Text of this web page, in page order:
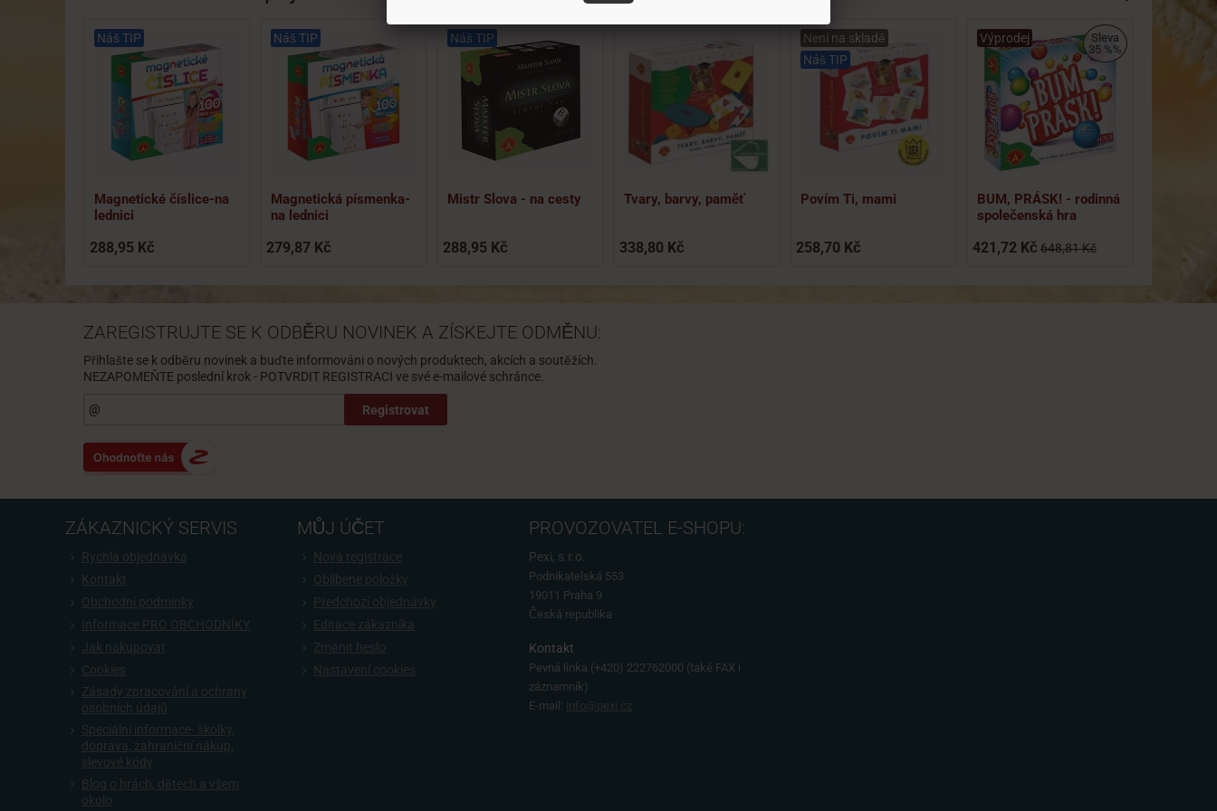
Náš TIP
Magnetické číslice-na
lednici
288,95 Kč
Náš TIP
Magnetická písmenka-
na lednici
279,87 Kč
Náš TIP
Mistr Slova - na cesty
288,95 Kč
Tvary, barvy, paměť
338,80 Kč
Není na skladě
Náš TIP
Povím Ti, mami
258,70 Kč
Sleva
35 %%
Výprodej
BUM, PRÁSK! - rodinná
společenská hra
421,72 Kč 648,81 Kč
ZAREGISTRUJTE SE K ODBĚRU NOVINEK A ZÍSKEJTE ODMĚNU:
Přihlašte se k odběru novinek a buďte informováni o nových produktech, akcích a soutěžích.
NEZAPOMEŇTE poslední krok - POTVRDIT REGISTRACI ve své e-mailové schránce.
Registrovat
ZÁKAZNICKÝ SERVIS
Rychlá objednávka
Kontakt
Obchodní podmínky
Informace PRO OBCHODNÍKY
Jak nakupovat
Cookies
Zásady zpracování a ochrany
osobních údajů
Speciální informace- školky,
doprava, zahraniční nákup,
slevové kódy
Blog o hrách, dětech a všem
okolo
MŮJ ÚČET
Nová registrace
Oblíbené položky
Předchozí objednávky
Editace zákazníka
Změnit heslo
Nastavení cookies
PROVOZOVATEL E-SHOPU:
Pexi, s.r.o.
Podnikatelská 553
19011 Praha 9
Česká republika
Kontakt
Pevná linka (+420) 222762000 (také FAX i
záznamník)
E-mail: info@pexi.cz